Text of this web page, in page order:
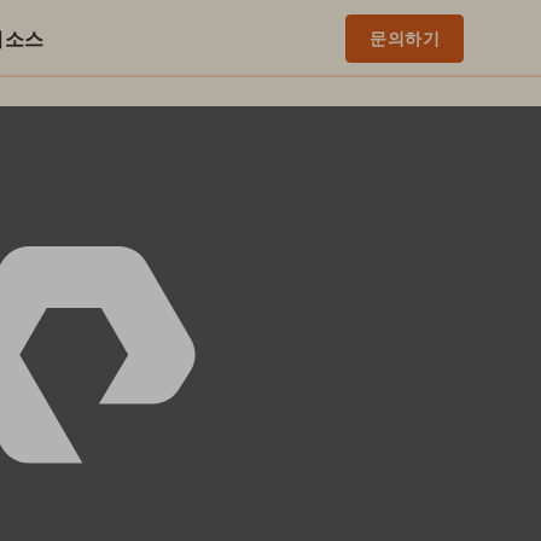
소스 문의하기